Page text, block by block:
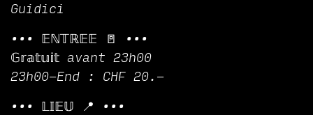
Guidici
••• 𝔼ℕ𝕋ℝ𝔼𝔼 🚪 •••
𝔾𝕣𝕒𝕥𝕦𝕚𝕥 avant 23h00
23h00-End : CHF 20.-
••• 𝕃𝕀𝔼𝕌 📍 •••